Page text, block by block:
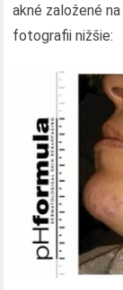
akné založené
fotografii nižšie: